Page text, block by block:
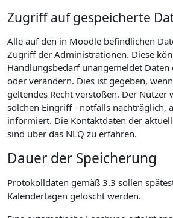
Zugriff auf gespeicherte
Alle auf den in Moodle befindlichen
Zugriff der Administrationen. Diese
Handlungsbedarf unangemeldet Daten
oder verändern. Dies ist gegeben,
geltendes Recht verstoßen. Der Nutzer
solchen Eingriff - notfalls nachträglich,
informiert. Die Kontaktdaten der
sind über das NLQ zu erfahren.
Dauer der Speicherung
Protokolldaten gemäß 3.3 sollen
Kalendertagen gelöscht werden.